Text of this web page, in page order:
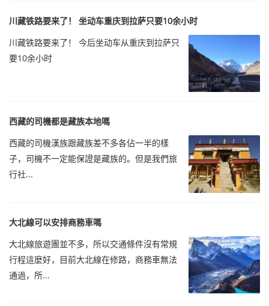
川藏铁路要来了！ 坐动车重庆到拉萨只要10余小时
川藏铁路要来了！ 今后坐动车从重庆到拉萨只
要10余小时
西藏的司機都是藏族本地嗎
西藏的司機漢族跟藏族差不多各佔一半的樣
子，司機不一定能保證是藏族的。但是我們旅
行社...
大北線可以安排商務車嗎
大北線旅遊團並不多，所以交通條件沒有常規
行程這麼好，目前大北線在修路，商務車無法
通過，所...